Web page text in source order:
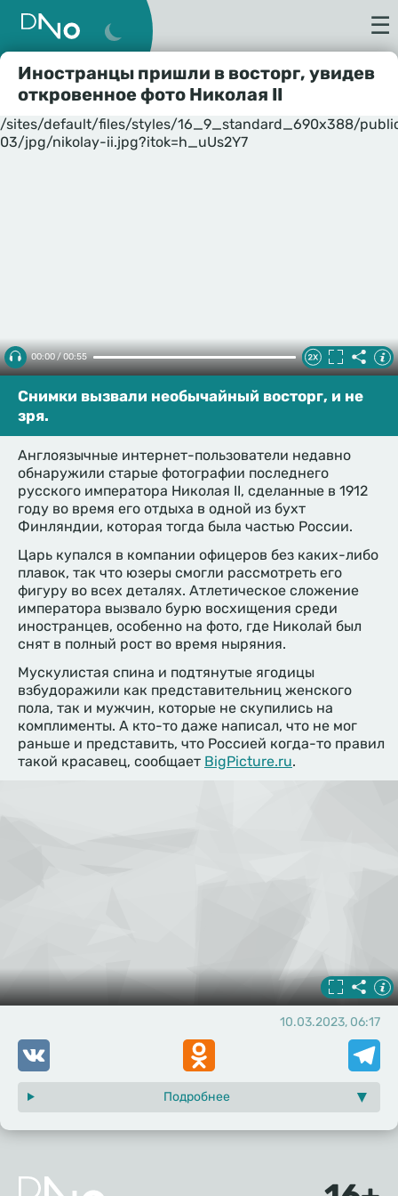
☰
Иностранцы пришли в восторг, увидев
откровенное фото Николая II
/sites/default/files/styles/16_9_standard_690x388/
03/jpg/nikolay-ii.jpg?itok=h_uUs2Y7
00:00 / 00:55
Снимки вызвали необычайный восторг, и не
зря.
Англоязычные интернет-пользователи недавно
обнаружили старые фотографии последнего
русского императора Николая II, сделанные в 1912
году во время его отдыха в одной из бухт
Финляндии, которая тогда была частью России.
Царь купался в компании офицеров без каких-либо
плавок, так что юзеры смогли рассмотреть его
фигуру во всех деталях. Атлетическое сложение
императора вызвало бурю восхищения среди
иностранцев, особенно на фото, где Николай был
снят в полный рост во время ныряния.
Мускулистая спина и подтянутые ягодицы
взбудоражили как представительниц женского
пола, так и мужчин, которые не скупились на
комплименты. А кто-то даже написал, что не мог
раньше и представить, что Россией когда-то правил
такой красавец, сообщает BigPicture.ru.
10.03.2023, 06:17
VK Odnoklassniki
Подробнее